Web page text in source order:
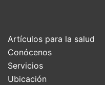
Artículos para la salud
Conócenos
Servicios
Ubicación